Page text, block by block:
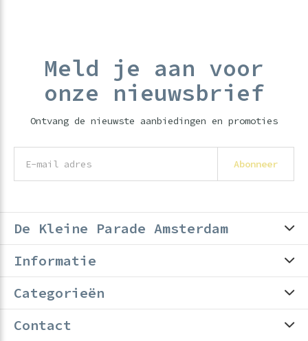
Meld je aan voor
onze nieuwsbrief
Ontvang de nieuwste aanbiedingen en promoties
Abonneer
De Kleine Parade Amsterdam
Informatie
Categorieën
Contact